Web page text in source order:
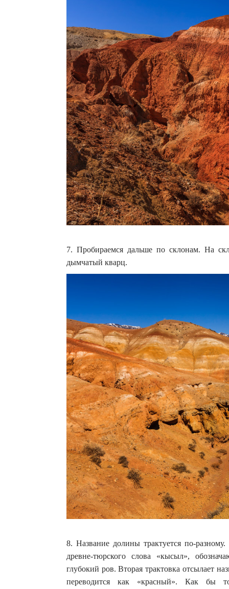
7. Пробираемся дальше по склонам. На
дымчатый кварц.
8. Название долины трактуется по-
древне-тюрского слова «кысыл»,
глубокий ров. Вторая трактовка отсылает
переводится как «красный». Как бы